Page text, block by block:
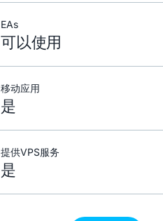
EAs
可以使用
移动应用
是
提供VPS服务
是